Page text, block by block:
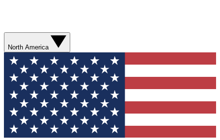
North America